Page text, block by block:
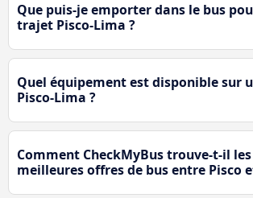
Que puis-je emporter dans le bus
trajet Pisco-Lima ?
Quel équipement est disponible sur
Pisco-Lima ?
Comment CheckMyBus trouve-t-il les
meilleures offres de bus entre Pisco